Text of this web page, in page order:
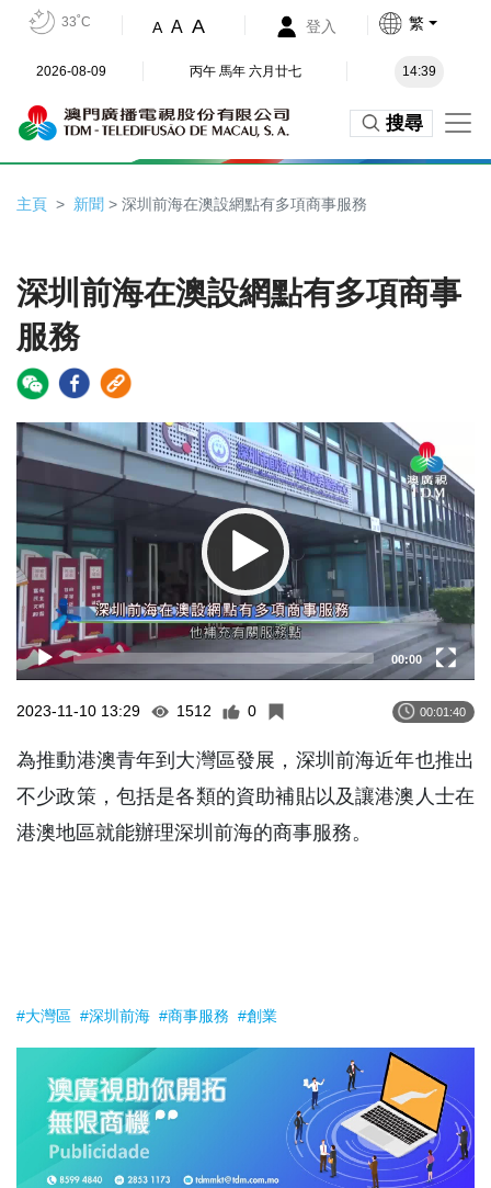
33˚C A A A 登入 繁
2026-08-09 丙午 馬年 六月廿七 14:39
搜尋
主頁 新聞 > 深圳前海在澳設網點有多項商事服務
深圳前海在澳設網點有多項商事
服務
Video
Player
00:00
2023-11-10 13:29 1512 0 00:01:40
為推動港澳青年到大灣區發展，深圳前海近年也推出
不少政策，包括是各類的資助補貼以及讓港澳人士在
港澳地區就能辦理深圳前海的商事服務。
#大灣區 #深圳前海 #商事服務 #創業